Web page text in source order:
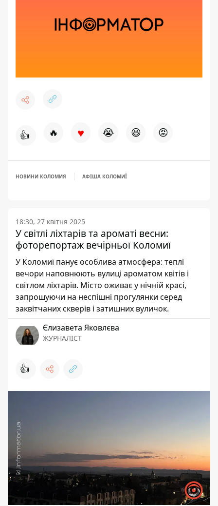
👍 🔥 ♥ 😭 😆 😡
НОВИНИ КОЛОМИЯ АФІША КОЛОМИЇ
18:30, 27 квітня 2025
У світлі ліхтарів та ароматі весни:
фоторепортаж вечірньої Коломиї
У Коломиї панує особлива атмосфера: теплі
вечори наповнюють вулиці ароматом квітів і
світлом ліхтарів. Місто оживає у нічній красі,
запрошуючи на неспішні прогулянки серед
заквітчаних скверів і затишних вуличок.
Єлизавета Яковлєва
ЖУРНАЛІСТ
👍